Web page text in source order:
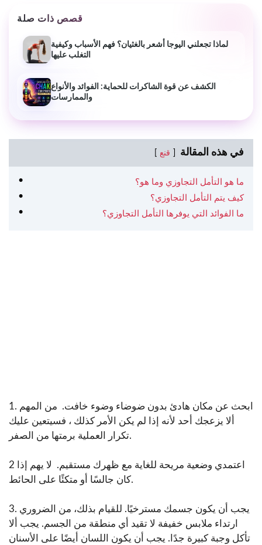
قصص ذات صلة
لماذا تجعلني اليوجا أشعر بالغثيان؟ فهم الأسباب وكيفية
التغلب عليها
الكشف عن قوة الشاكرات للحماية: الفوائد والأنواع
والممارسات
في هذه المقالة قنع
ما هو التأمل التجاوزي وما هو؟
كيف يتم التأمل التجاوزي؟
ما الفوائد التي يوفرها التأمل التجاوزي؟
1. ابحث عن مكان هادئ بدون ضوضاء وضوء خافت. من المهم
ألا يزعجك أحد لأنه إذا لم يكن الأمر كذلك ، فسيتعين عليك
تكرار العملية برمتها من الصفر.
2 اعتمدي وضعية مريحة للغاية مع ظهرك مستقيم. لا يهم إذا
كان جالسًا أو متكئًا على الحائط.
3. يجب أن يكون جسمك مسترخيًا. للقيام بذلك، من الضروري
ارتداء ملابس خفيفة لا تقيد أي منطقة من الجسم. يجب ألا
تأكل وجبة كبيرة جدًا. يجب أن يكون اللسان أيضًا على الأسنان